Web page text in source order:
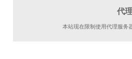
代
本站现在限制使用代理服务